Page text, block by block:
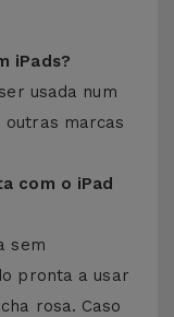
iPads?
usada num
marcas
com o iPad
sem
pronta a usar
rosa. Caso